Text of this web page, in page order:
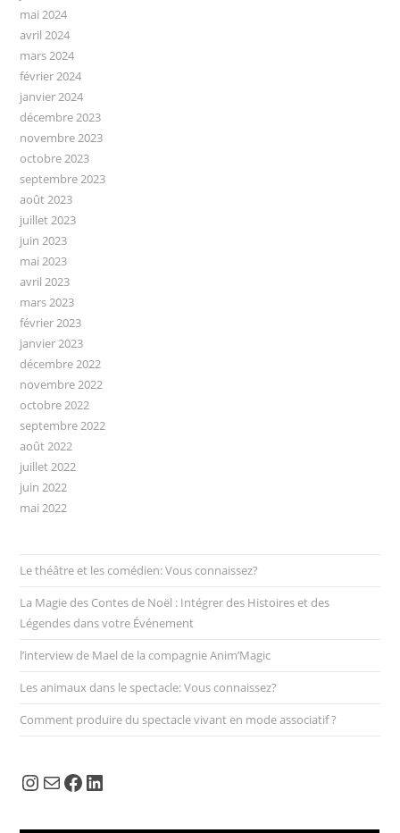
mai 2024
avril 2024
mars 2024
février 2024
janvier 2024
décembre 2023
novembre 2023
octobre 2023
septembre 2023
août 2023
juillet 2023
juin 2023
mai 2023
avril 2023
mars 2023
février 2023
janvier 2023
décembre 2022
novembre 2022
octobre 2022
septembre 2022
août 2022
juillet 2022
juin 2022
mai 2022
Le théâtre et les comédien: Vous connaissez?
La Magie des Contes de Noël : Intégrer des Histoires et des
Légendes dans votre Événement
l’interview de Mael de la compagnie Anim’Magic
Les animaux dans le spectacle: Vous connaissez?
Comment produire du spectacle vivant en mode associatif ?
Instagram
E-mailFacebook
LinkedIn